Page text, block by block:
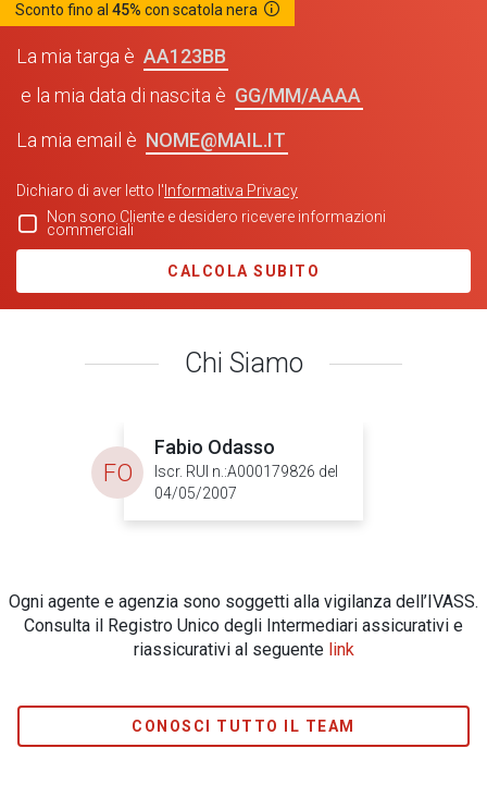
Sconto fino al 45% con scatola nera
La mia targa è
AA123BB
e la mia data di nascita è
GG/MM/AAAA
La mia email è NOME@MAIL.IT
Dichiaro di aver letto l' Informativa Privacy
Non sono Cliente e desidero ricevere informazioni
commerciali
CALCOLA SUBITO
Chi Siamo
Fabio Odasso
Iscr. RUI n.:A000179826 del
04/05/2007
FO
Ogni agente e agenzia sono soggetti alla vigilanza dell’IVASS.
Consulta il Registro Unico degli Intermediari assicurativi e
riassicurativi al seguente link
CONOSCI TUTTO IL TEAM